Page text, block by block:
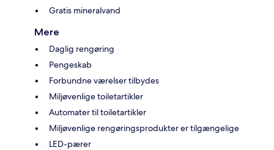
Gratis mineralvand
Mere
Daglig rengøring
Pengeskab
Forbundne værelser tilbydes
Miljøvenlige toiletartikler
Automater til toiletartikler
Miljøvenlige rengøringsprodukter er tilgængelige
LED-pærer